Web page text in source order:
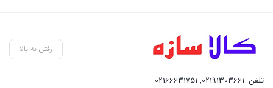
رفتن به بالا
تلفن 02191303661
,
02166631751